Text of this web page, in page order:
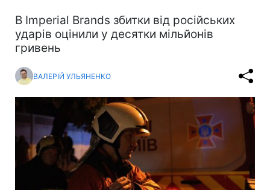
В Imperial Brands збитки від російських
ударів оцінили у десятки мільйонів
гривень
ВАЛЕРІЙ УЛЬЯНЕНКО